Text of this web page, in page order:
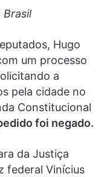
Brasil
Hugo
um processo
a
pela cidade no
Constitucional
foi negado.
da Justiça
federal Vinícius